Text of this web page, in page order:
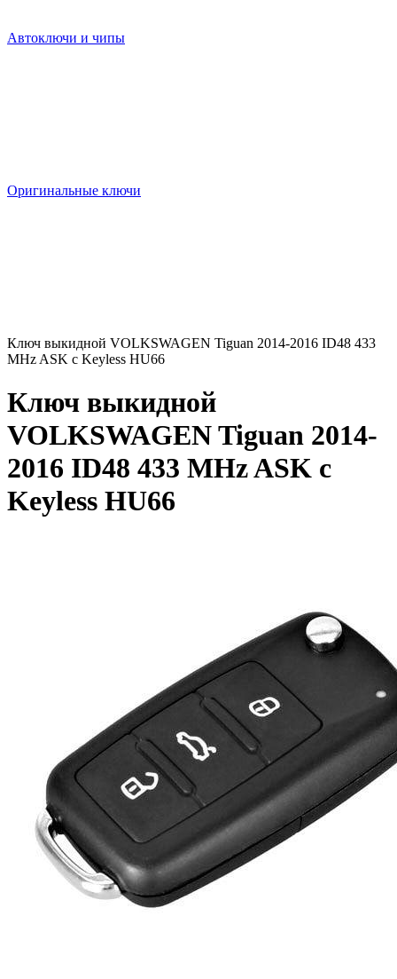
Автоключи и чипы
Оригинальные ключи
Ключ выкидной VOLKSWAGEN Tiguan 2014-2016 ID48 433
MHz ASK с Keyless HU66
Ключ выкидной
VOLKSWAGEN Tiguan 2014-
2016 ID48 433 MHz ASK с
Keyless HU66